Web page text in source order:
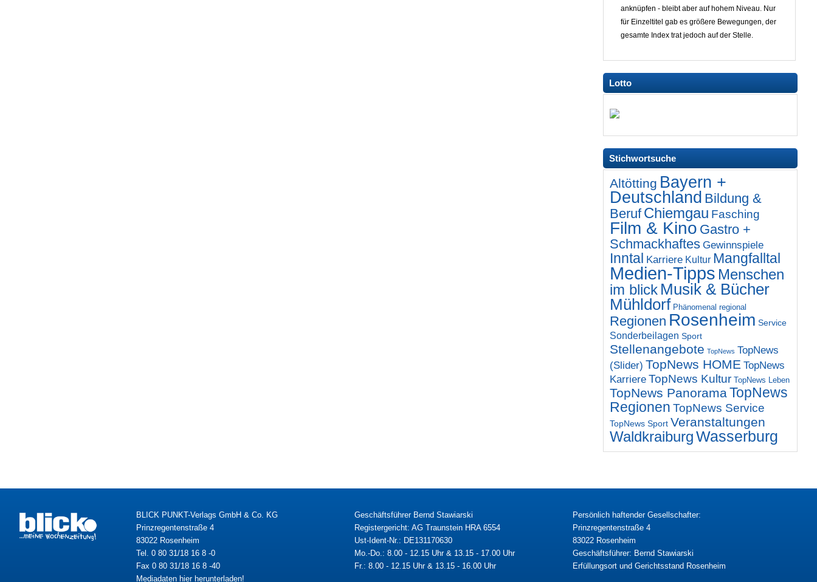
anknüpfen - bleibt aber auf hohem Niveau. Nur
für Einzeltitel gab es größere Bewegungen, der
gesamte Index trat jedoch auf der Stelle.
Lotto
Stichwortsuche
Altötting Bayern +
Deutschland Bildung &
Beruf Chiemgau Fasching
Film & Kino Gastro +
Schmackhaftes Gewinnspiele
Inntal Karriere Kultur Mangfalltal
Medien-Tipps Menschen
im blick Musik & Bücher
Mühldorf Phänomenal regional
Regionen Rosenheim Service
Sonderbeilagen Sport
Stellenangebote TopNews TopNews
(Slider) TopNews HOME TopNews
Karriere TopNews Kultur TopNews Leben
TopNews PanoramaTopNews
Regionen TopNews Service
TopNews Sport Veranstaltungen
WaldkraiburgWasserburg
BLICK PUNKT-Verlags GmbH & Co. KG
Prinzregentenstraße 4
83022 Rosenheim
Tel. 0 80 31/18 16 8 -0
Fax 0 80 31/18 16 8 -40
Mediadaten hier herunterladen!
Geschäftsführer Bernd Stawiarski
Registergericht: AG Traunstein HRA 6554
Ust-Ident-Nr.: DE131170630
Mo.-Do.: 8.00 - 12.15 Uhr & 13.15 - 17.00 Uhr
Fr.: 8.00 - 12.15 Uhr & 13.15 - 16.00 Uhr
Persönlich haftender Gesellschafter:
Prinzregentenstraße 4
83022 Rosenheim
Geschäftsführer: Bernd Stawiarski
Erfüllungsort und Gerichtsstand Rosenheim